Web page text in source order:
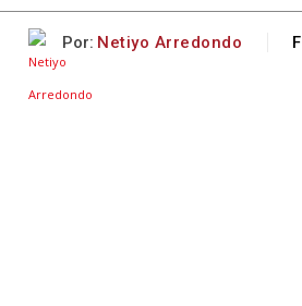
Por: Netiyo Arredondo